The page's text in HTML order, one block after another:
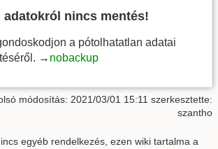
adatokról nincs mentés!
a pótolhatatlan adatai
→ nobackup
módosítás: 2021/03/01 15:11 szerkesztette:
szantho
egyéb rendelkezés, ezen wiki tartalma a